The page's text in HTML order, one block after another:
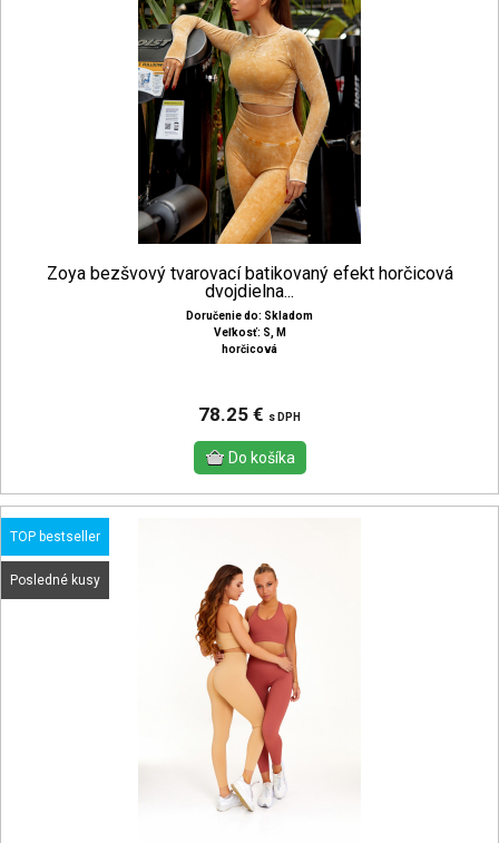
Zoya bezšvový tvarovací batikovaný efekt horčicová
dvojdielna...
Doručenie do: Skladom
Veľkosť: S, M
horčicová
78.25 € s DPH
TOP bestseller
Posledné kusy